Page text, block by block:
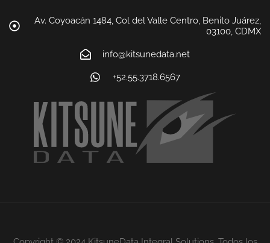
Av. Coyoacán 1484, Col del Valle Centro, Benito Juárez,
03100, CDMX
info@kitsunedata.net
+52.55.3718.6567